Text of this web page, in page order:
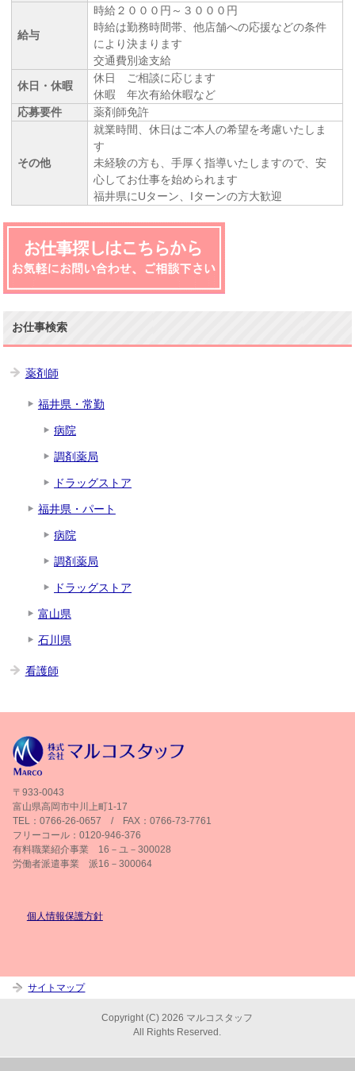
給与
時給２０００円～３０００円
時給は勤務時間帯、他店舗への応援などの条件
により決まります
交通費別途支給
休日・休暇
休日 ご相談に応じます
休暇 年次有給休暇など
応募要件
薬剤師免許
その他
就業時間、休日はご本人の希望を考慮いたしま
す
未経験の方も、手厚く指導いたしますので、安
心してお仕事を始められます
福井県にUターン、Iターンの方大歓迎
お仕事検索
薬剤師
福井県・常勤
病院
調剤薬局
ドラッグストア
福井県・パート
病院
調剤薬局
ドラッグストア
富山県
石川県
看護師
〒933-0043
富山県高岡市中川上町1-17
TEL：0766-26-0657 / FAX：0766-73-7761
フリーコール：0120-946-376
有料職業紹介事業 16－ユ－300028
労働者派遣事業 派16－300064
個人情報保護方針
サイトマップ
Copyright (C) 2026 マルコスタッフ
All Rights Reserved.